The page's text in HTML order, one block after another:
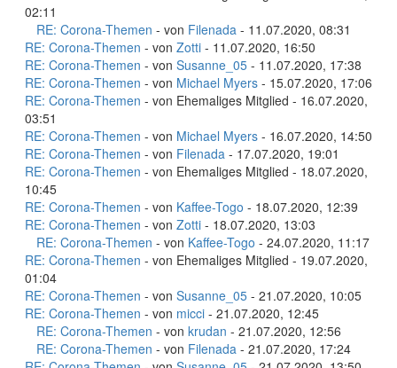
02:11
RE: Corona-Themen - von Filenada - 11.07.2020, 08:31
RE: Corona-Themen - von Zotti - 11.07.2020, 16:50
RE: Corona-Themen - von Susanne_05 - 11.07.2020, 17:38
RE: Corona-Themen - von Michael Myers - 15.07.2020, 17:06
RE: Corona-Themen - von Ehemaliges Mitglied - 16.07.2020,
03:51
RE: Corona-Themen - von Michael Myers - 16.07.2020, 14:50
RE: Corona-Themen - von Filenada - 17.07.2020, 19:01
RE: Corona-Themen - von Ehemaliges Mitglied - 18.07.2020,
10:45
RE: Corona-Themen - von Kaffee-Togo - 18.07.2020, 12:39
RE: Corona-Themen - von Zotti - 18.07.2020, 13:03
RE: Corona-Themen - von Kaffee-Togo - 24.07.2020, 11:17
RE: Corona-Themen - von Ehemaliges Mitglied - 19.07.2020,
01:04
RE: Corona-Themen - von Susanne_05 - 21.07.2020, 10:05
RE: Corona-Themen - von micci - 21.07.2020, 12:45
RE: Corona-Themen - von krudan - 21.07.2020, 12:56
RE: Corona-Themen - von Filenada - 21.07.2020, 17:24